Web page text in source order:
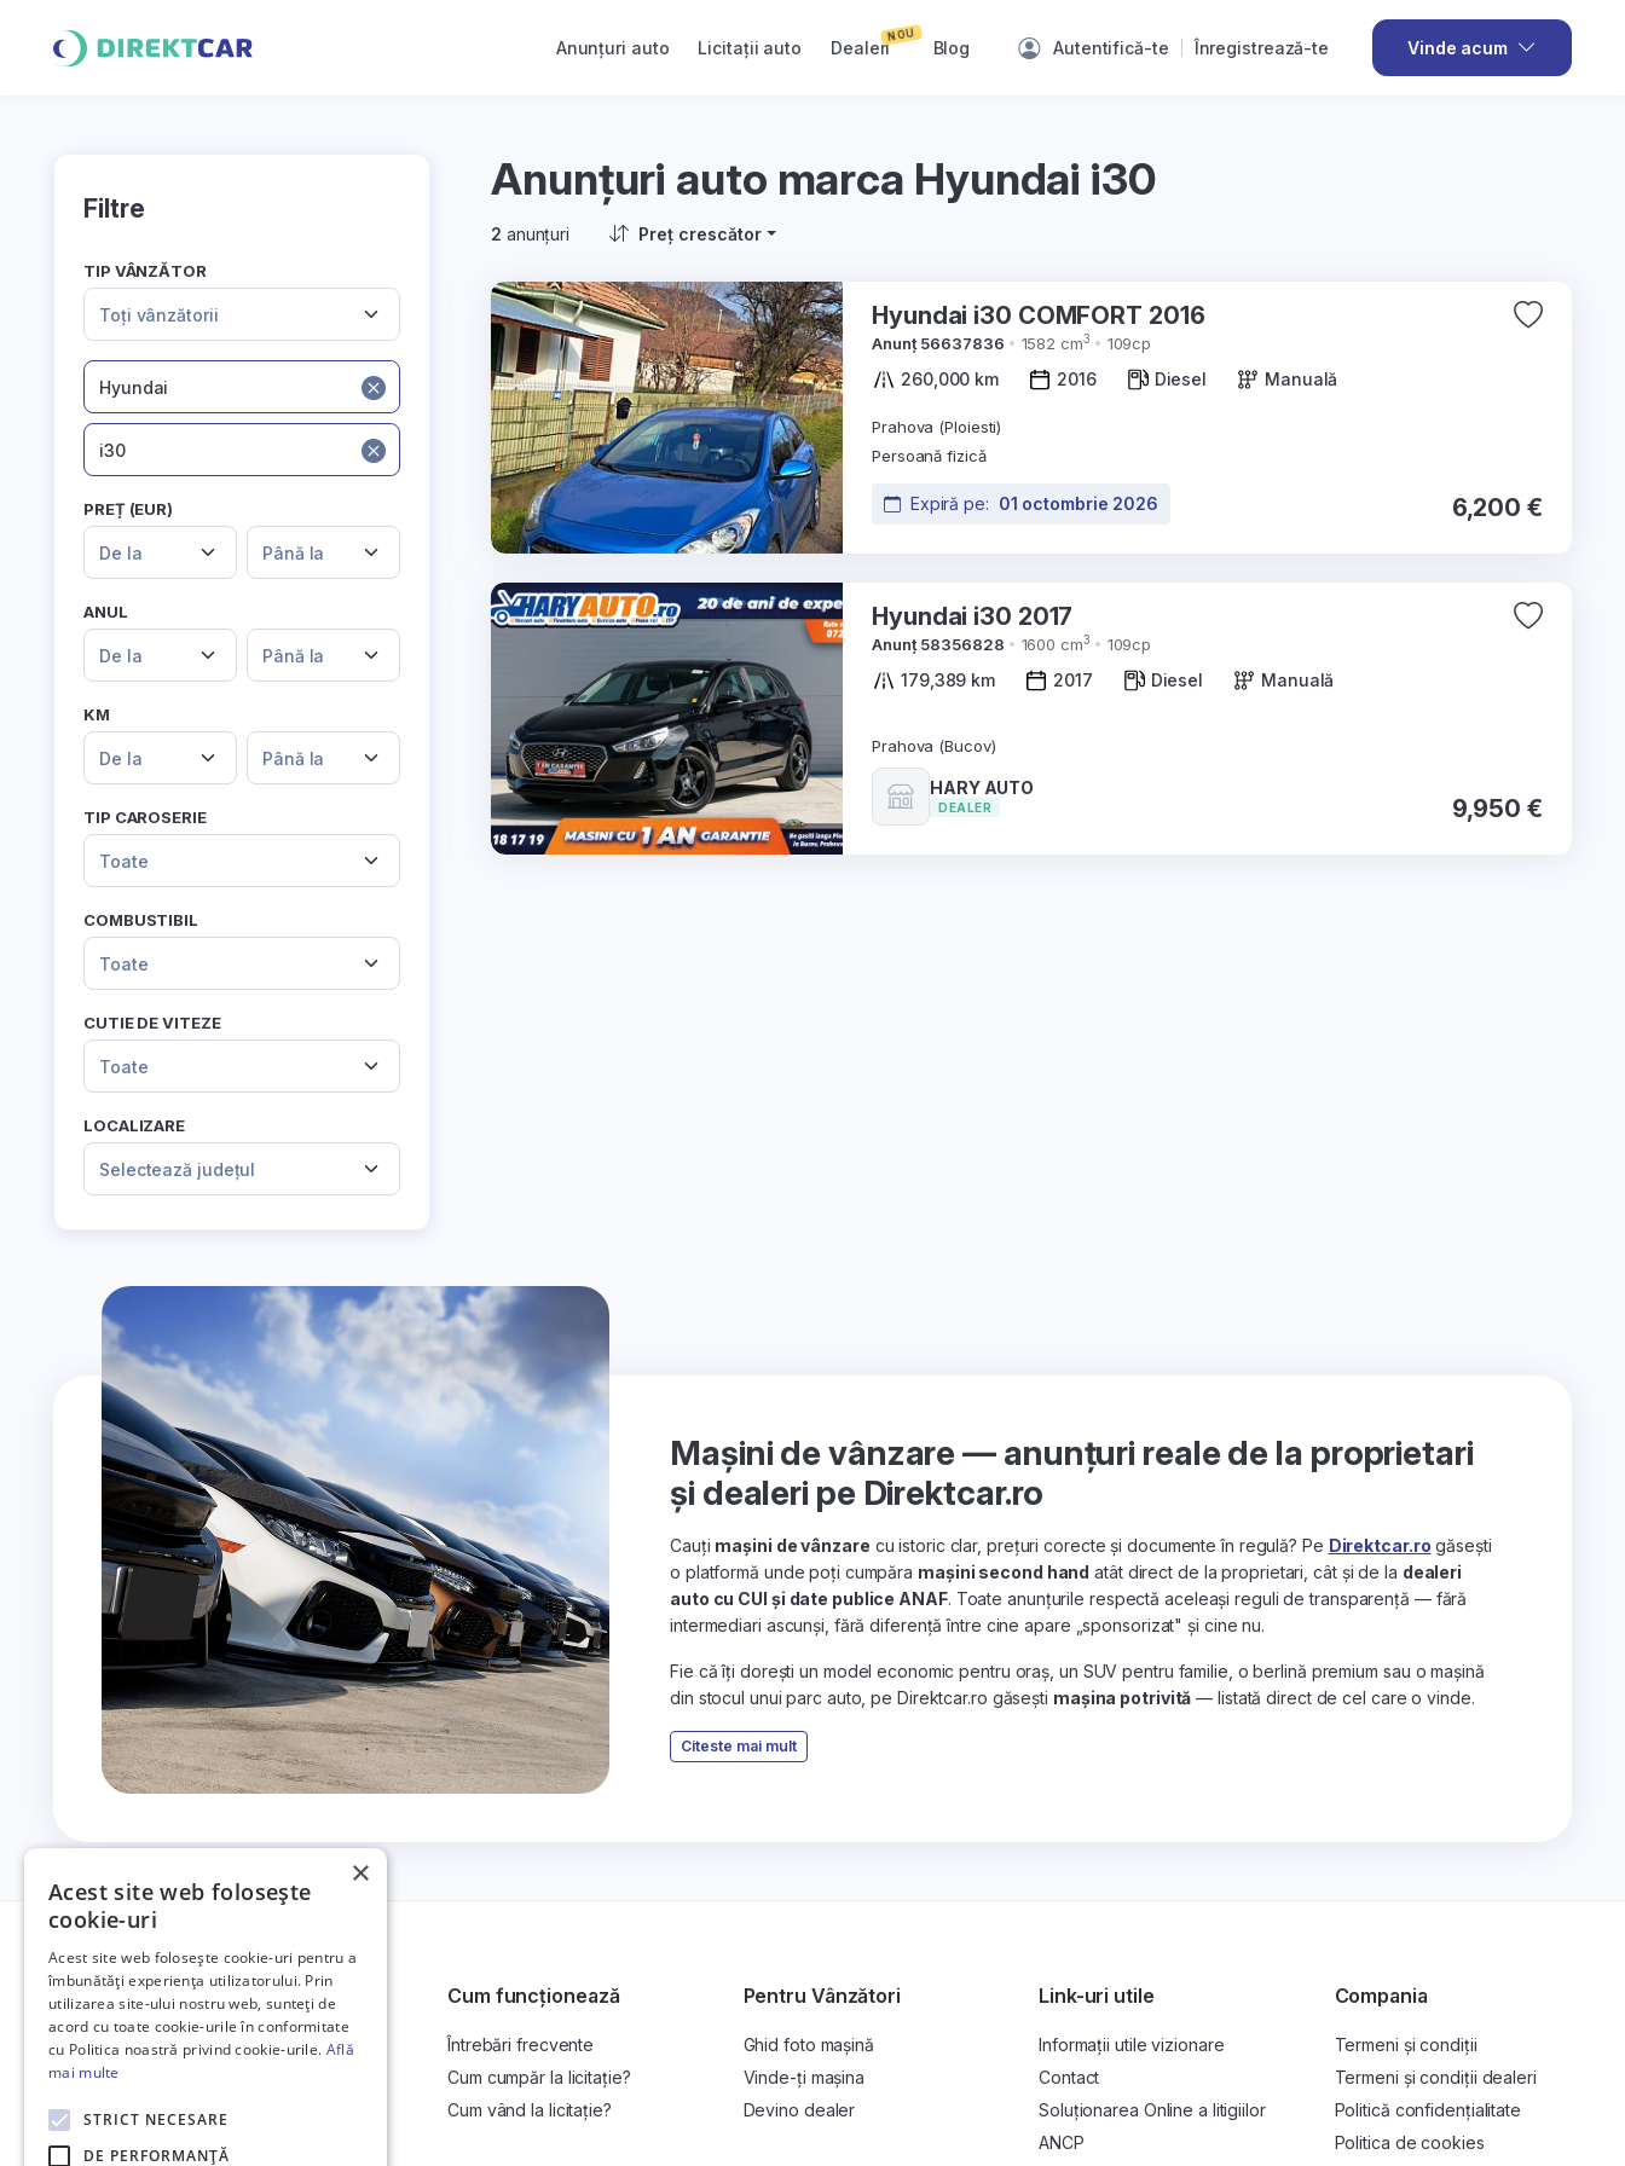
Anunțuri auto Licitații auto Dealeri
NOU
Blog Autentifică-te Înregistrează-te Vinde acum
Filtre
TIP VÂNZĂTOR
Toți vânzătorii
Hyundai
i30
PREȚ (EUR)
De la Până la
ANUL
De la Până la
KM
De la Până la
TIP CAROSERIE
Toate
COMBUSTIBIL
Toate
CUTIE DE VITEZE
Toate
LOCALIZARE
Selectează județul
Anunțuri auto marca Hyundai i30
2 anunțuri Preț crescător
Hyundai i30 COMFORT 2016
Anunț 56637836 1582 cm3 109cp
260,000 km 2016 Diesel Manuală
Prahova (Ploiesti)
Persoană fizică
Expiră pe: 01 octombrie 2026 6,200 €
Hyundai i30 2017
Anunț 58356828 1600 cm3 109cp
179,389 km 2017 Diesel Manuală
Prahova (Bucov)
HARY AUTO
DEALER 9,950 €
Mașini de vânzare — anunțuri reale de la proprietari
și dealeri pe Direktcar.ro
Cauți mașini de vânzare cu istoric clar, prețuri corecte și documente în regulă? Pe Direktcar.ro găsești
o platformă unde poți cumpăra mașini second hand atât direct de la proprietari, cât și de la dealeri
auto cu CUI și date publice ANAF. Toate anunțurile respectă aceleași reguli de transparență — fără
intermediari ascunși, fără diferență între cine apare „sponsorizat" și cine nu.
Fie că îți dorești un model economic pentru oraș, un SUV pentru familie, o berlină premium sau o mașină
din stocul unui parc auto, pe Direktcar.ro găsești mașina potrivită — listată direct de cel care o vinde.
Citeste mai mult
Platformă de anunțuri auto și licitații
auto online.
Cum funcționează
Întrebări frecvente
Cum cumpăr la licitație?
Cum vând la licitație?
Pentru Vânzători
Ghid foto mașină
Vinde-ți mașina
Devino dealer
Link-uri utile
Informații utile vizionare
Contact
Soluționarea Online a litigiilor
ANCP
Compania
Termeni și condiții
Termeni și condiții dealeri
Politică confidențialitate
Politica de cookies
×
Acest site web folosește
cookie-uri
Acest site web folosește cookie-uri pentru a
îmbunătăți experiența utilizatorului. Prin
utilizarea site-ului nostru web, sunteți de
acord cu toate cookie-urile în conformitate
cu Politica noastră privind cookie-urile. Află
mai multe
STRICT NECESARE
DE PERFORMANȚĂ